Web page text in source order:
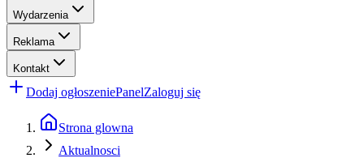
Wydarzenia
Reklama
Kontakt
Dodaj ogłoszeniePanelZaloguj się
Strona glowna
Aktualnosci